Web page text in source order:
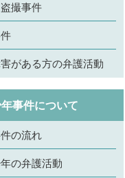
撮事件
がある方の弁護活動
事件について
の流れ
の弁護活動